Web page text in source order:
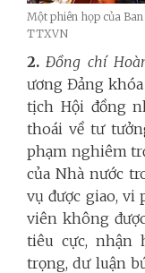
Một phiên họp của
TTXVN
2. Đồng chí
ương Đảng
tịch Hội đồng
thoái về tư
phạm nghiêm
của Nhà nước
vụ được giao, vi
viên không
tiêu cực, nhận
trọng, dư luận